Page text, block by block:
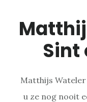
Sint
Matthijs
u ze nog nooit